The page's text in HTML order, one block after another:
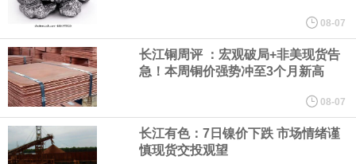
研发费用金额分别为4,995.18万元、7,001.70万元、14,496.56万
元，最近3年复合增长率达70.36%，呈快速增长趋势，并形成多项
核心技术和知识产权。截至2026年1月31日，公司拥有262项专利权
（含境内发明专利20项）。
08-07
长江铜周评 ：宏观破局+非美现货告
急！本周铜价强势冲至3个月新高
08-07
长江有色：7日镍价下跌 市场情绪谨
慎现货交投观望